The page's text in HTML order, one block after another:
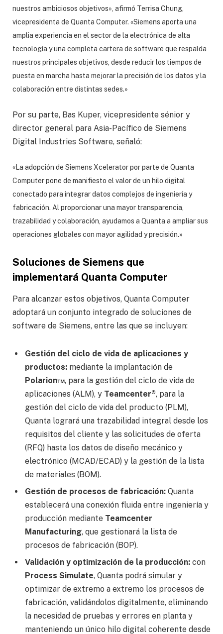
nuestros ambiciosos objetivos», afirmó Terrisa Chung,
vicepresidenta de Quanta Computer. «Siemens aporta una
amplia experiencia en el sector de la electrónica de alta
tecnología y una completa cartera de software que respalda
nuestros principales objetivos, desde reducir los tiempos de
puesta en marcha hasta mejorar la precisión de los datos y la
colaboración entre distintas sedes.»
Por su parte, Bas Kuper, vicepresidente sénior y
director general para Asia-Pacífico de Siemens
Digital Industries Software, señaló:
«La adopción de Siemens Xcelerator por parte de Quanta
Computer pone de manifiesto el valor de un hilo digital
conectado para integrar datos complejos de ingeniería y
fabricación. Al proporcionar una mayor transparencia,
trazabilidad y colaboración, ayudamos a Quanta a ampliar sus
operaciones globales con mayor agilidad y precisión.»
Soluciones de Siemens que
implementará Quanta Computer
Para alcanzar estos objetivos, Quanta Computer
adoptará un conjunto integrado de soluciones de
software de Siemens, entre las que se incluyen:
Gestión del ciclo de vida de aplicaciones y
productos: mediante la implantación de
Polarion™, para la gestión del ciclo de vida de
aplicaciones (ALM), y Teamcenter®, para la
gestión del ciclo de vida del producto (PLM),
Quanta logrará una trazabilidad integral desde los
requisitos del cliente y las solicitudes de oferta
(RFQ) hasta los datos de diseño mecánico y
electrónico (MCAD/ECAD) y la gestión de la lista
de materiales (BOM).
Gestión de procesos de fabricación: Quanta
establecerá una conexión fluida entre ingeniería y
producción mediante Teamcenter
Manufacturing, que gestionará la lista de
procesos de fabricación (BOP).
Validación y optimización de la producción: con
Process Simulate, Quanta podrá simular y
optimizar de extremo a extremo los procesos de
fabricación, validándolos digitalmente, eliminando
la necesidad de pruebas y errores en planta y
manteniendo un único hilo digital coherente desde